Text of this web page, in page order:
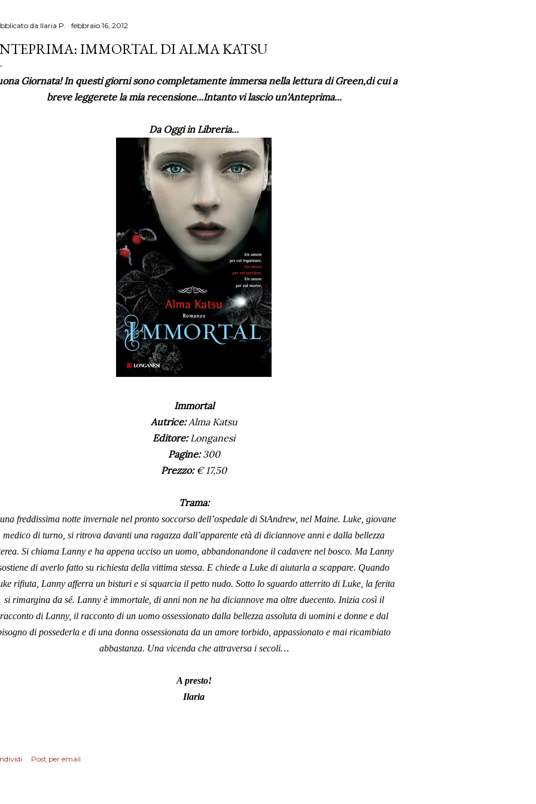
da Ilaria P. febbraio 16, 2012
IMMORTAL DI ALMA KATSU
Giornata! In questi giorni sono completamente immersa nella lettura di Green,di cui a
breve leggerete la mia recensione...Intanto vi lascio un'Anteprima...
Da Oggi in Libreria...
Immortal
Autrice:Alma Katsu
Editore:Longanesi
Pagine:300
Prezzo:€ 17,50
Trama:
freddissima notte invernale nel pronto soccorso dell’ospedale di StAndrew, nel Maine. Luke, giovane
medico di turno, si ritrova davanti una ragazza dall’apparente età di diciannove anni e dalla bellezza
Si chiama Lanny e ha appena ucciso un uomo, abbandonandone il cadavere nel bosco. Ma Lanny
di averlo fatto su richiesta della vittima stessa. E chiede a Luke di aiutarla a scappare. Quando
rifiuta, Lanny afferra un bisturi e si squarcia il petto nudo. Sotto lo sguardo atterrito di Luke, la ferita
si rimargina da sé. Lanny è immortale, di anni non ne ha diciannove ma oltre duecento. Inizia così il
racconto di Lanny, il racconto di un uomo ossessionato dalla bellezza assoluta di uomini e donne e dal
di possederla e di una donna ossessionata da un amore torbido, appassionato e mai ricambiato
abbastanza. Una vicenda che attraversa i secoli…
A presto!
Ilaria
Post per email